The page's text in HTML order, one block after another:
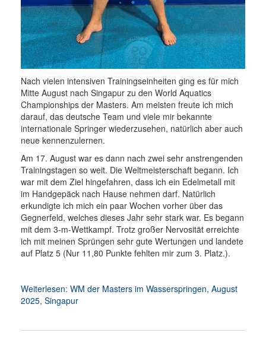
Nach vielen intensiven Trainingseinheiten ging es für mich
Mitte August nach Singapur zu den World Aquatics
Championships der Masters. Am meisten freute ich mich
darauf, das deutsche Team und viele mir bekannte
internationale Springer wiederzusehen, natürlich aber auch
neue kennenzulernen.
Am 17. August war es dann nach zwei sehr anstrengenden
Trainingstagen so weit. Die Weltmeisterschaft begann. Ich
war mit dem Ziel hingefahren, dass ich ein Edelmetall mit
im Handgepäck nach Hause nehmen darf. Natürlich
erkundigte ich mich ein paar Wochen vorher über das
Gegnerfeld, welches dieses Jahr sehr stark war. Es begann
mit dem 3-m-Wettkampf. Trotz großer Nervosität erreichte
ich mit meinen Sprüngen sehr gute Wertungen und landete
auf Platz 5 (Nur 11,80 Punkte fehlten mir zum 3. Platz.).
Weiterlesen: WM der Masters im Wasserspringen, August
2025, Singapur